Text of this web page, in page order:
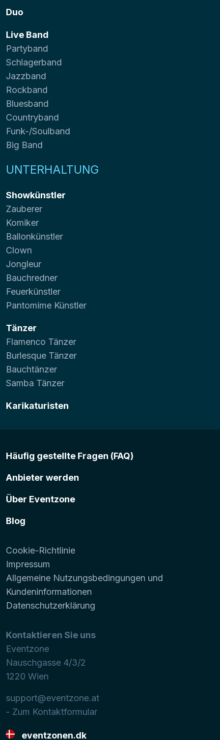
Duo
Live Band
Partyband
Schlagerband
Jazzband
Rockband
Bluesband
Countryband
Funk-/Soulband
Big Band
UNTERHALTUNG
Showkünstler
Zauberer
Komiker
Ballonkünstler
Clown
Jongleur
Bauchredner
Feuerkünstler
Pantomime Künstler
Tänzer
Flamenco Tänzer
Burlesque Tänzer
Bauchtänzer
Samba Tänzer
Karikaturisten
Häufig gestellte Fragen (FAQ)
Anbieter werden
Über Eventzone
Blog
Cookie-Richtlinie
Impressum
Allgemeine Nutzungsbedingungen und
Kundeninformationen
Datenschutzerklärung
Kontaktieren Sie uns
Eventzone
Nauschgasse 4/3/2
1220 Wien
support@eventzone.at
- Zum Kontaktformular
eventzonen.dk